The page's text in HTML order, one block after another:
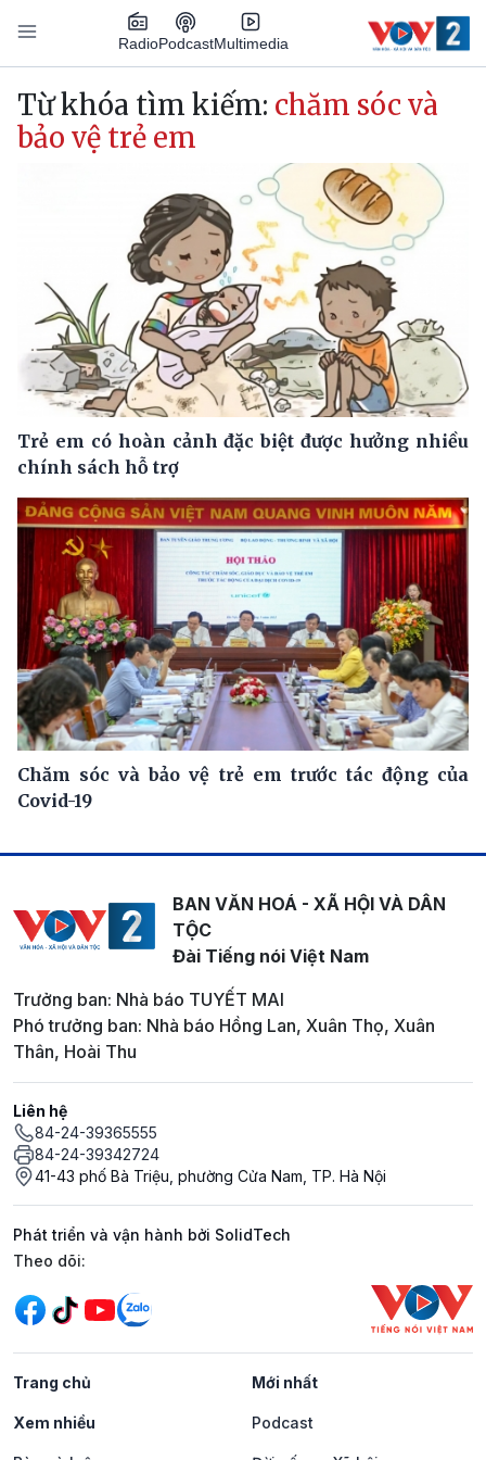
Nhảy đến nội dung
RadioPodcastMultimedia
Main navigation
Từ khóa tìm kiếm: chăm sóc và
bảo vệ trẻ em
Trẻ em có hoàn cảnh đặc biệt được hưởng nhiều
chính sách hỗ trợ
Chăm sóc và bảo vệ trẻ em trước tác động của
Covid-19
BAN VĂN HOÁ - XÃ HỘI VÀ DÂN
TỘC
Đài Tiếng nói Việt Nam
Trưởng ban: Nhà báo TUYẾT MAI
Phó trưởng ban: Nhà báo Hồng Lan, Xuân Thọ, Xuân
Thân, Hoài Thu
Liên hệ
84-24-39365555
84-24-39342724
41-43 phố Bà Triệu, phường Cửa Nam, TP. Hà Nội
Phát triển và vận hành bởi SolidTech
Mạng xã hội
Theo dõi:
Trang chủ Mới nhất
Xem nhiều Podcast